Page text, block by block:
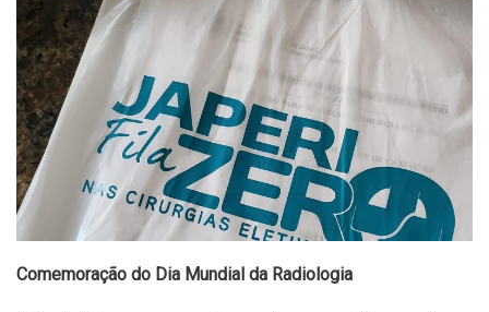
Comemoração do Dia Mundial da Radiologia